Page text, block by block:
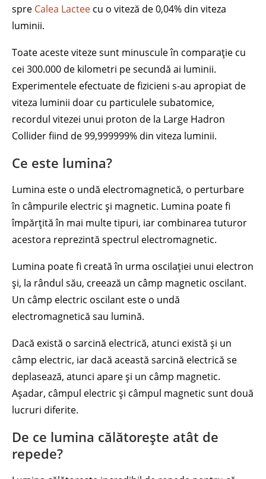
spre Calea Lactee cu o viteză de 0,04% din viteza
luminii.
Toate aceste viteze sunt minuscule în comparație cu
cei 300.000 de kilometri pe secundă ai luminii.
Experimentele efectuate de fizicieni s-au apropiat de
viteza luminii doar cu particulele subatomice,
recordul vitezei unui proton de la Large Hadron
Collider fiind de 99,999999% din viteza luminii.
Ce este lumina?
Lumina este o undă electromagnetică, o perturbare
în câmpurile electric și magnetic. Lumina poate fi
împărțită în mai multe tipuri, iar combinarea tuturor
acestora reprezintă spectrul electromagnetic.
Lumina poate fi creată în urma oscilației unui electron
și, la rândul său, creează un câmp magnetic oscilant.
Un câmp electric oscilant este o undă
electromagnetică sau lumină.
Dacă există o sarcină electrică, atunci există și un
câmp electric, iar dacă această sarcină electrică se
deplasează, atunci apare și un câmp magnetic.
Așadar, câmpul electric și câmpul magnetic sunt două
lucruri diferite.
De ce lumina călătorește atât de
repede?